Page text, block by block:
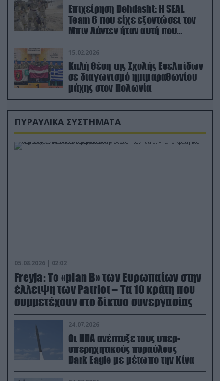
Επιχείρηση Dehdasht: Η SEAL
Team 6 που είχε εξοντώσει τον
Μπιν Λάντεν ήταν αυτή που
διέσωσε τον πιλότο του F-15
15.02.2026
Καλή θέση της Σχολής Ευελπίδων
σε διαγωνισμό ημιμαραθωνίου
μάχης στον Πολωνία
ΠΥΡΑΥΛΙΚΑ ΣΥΣΤΗΜΑΤΑ
05.08.2026 | 02:02
Freyja: Το «plan Β» των Ευρωπαίων στην
έλλειψη των Patriot – Τα 10 κράτη που
συμμετέχουν στο δίκτυο συνεργασίας
24.07.2026
Οι ΗΠΑ ανέπτυξε τους υπερ-
υπερηχητικούς πυραύλους
Dark Eagle με μέτωπο την Κίνα